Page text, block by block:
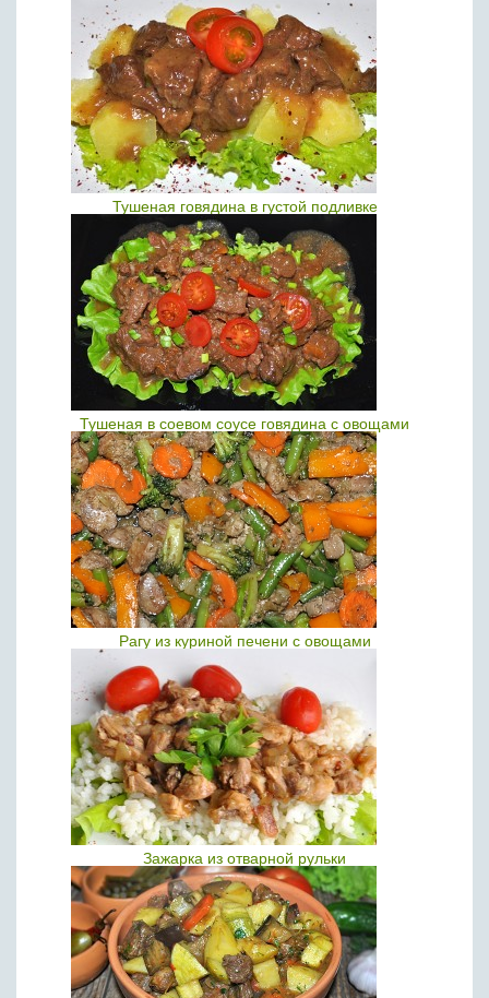
Тушеная говядина в густой подливке
Тушеная в соевом соусе говядина с овощами
Рагу из куриной печени с овощами
Зажарка из отварной рульки